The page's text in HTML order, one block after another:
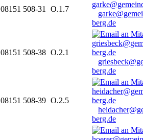
08151 508-31 O.1.7
berg.de
08151 508-38 O.2.1
berg.de
08151 508-39 O.2.5
berg.de